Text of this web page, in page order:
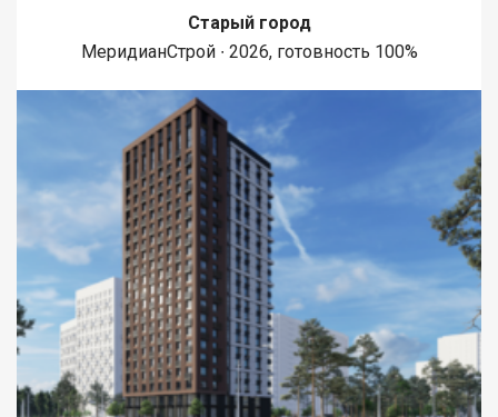
Старый город
МеридианСтрой ∙ 2026, готовность 100%